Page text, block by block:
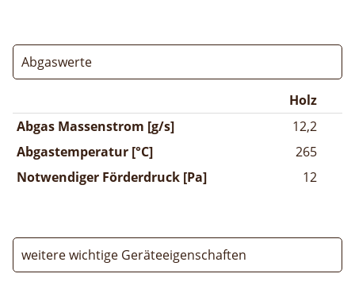
Abgaswerte
Holz
Abgas Massenstrom [g/s]
12,2
Abgastemperatur [°C]
265
Notwendiger Förderdruck [Pa]
12
weitere wichtige Geräteeigenschaften